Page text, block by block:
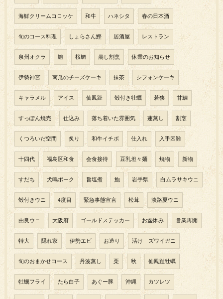
海鮮クリームコロッケ 和牛 ハネシタ 春の日本酒
旬のコース料理 しょらさん鰹 居酒屋 レストラン
泉州オクラ 鱧 桜鯛 崩し割烹 休業のお知らせ
伊勢神宮 南瓜のチーズケーキ 抹茶 シフォンケーキ
キャラメル アイス 仙鳳趾 殻付き牡蠣 若狭 甘鯛
すっぽん焼売 仕込み 落ち着いた雰囲気 蓮蒸し 割烹
くつろいだ空間 炙り 和牛イチボ 仕入れ 入手困難
十四代 福島区和食 会食接待 豆乳坦々麺 焼物 新物
すだち 犬鳴ポーク 旨塩煮 鮑 岩手県 白ムラサキウニ
殻付きウニ 4度目 緊急事態宣言 松茸 淡路夏ウニ
由良ウニ 大阪府 ゴールドステッカー お盆休み 営業再開
特大 隠れ家 伊勢エビ お造り 活け ズワイガニ
旬のおまかせコース 丹波蒸し 栗 秋 仙鳳趾牡蠣
牡蠣フライ たら白子 あぐー豚 沖縄 カツレツ